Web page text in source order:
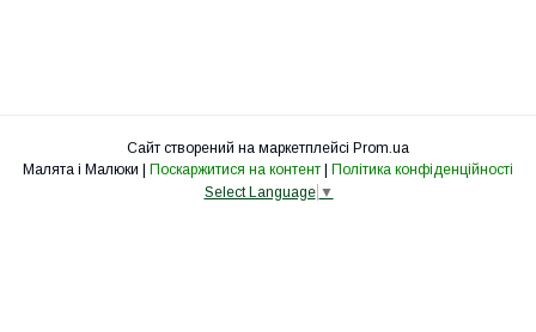
Сайт створений на маркетплейсі Prom.ua
Поскаржитися на контент
Політика конфіденційності
Select Language ▼